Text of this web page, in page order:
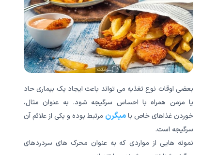
بعضی اوقات نوع تغذیه می تواند باعث ایجاد یک بیماری حاد
یا مزمن همراه با احساس سرگیجه شود. به عنوان مثال،
خوردن غذاهای خاص بامیگرن مرتبط بوده و یکی از علائم آن
سرگیجه است.
نمونه هایی از مواردی که به عنوان محرک های سردردهای